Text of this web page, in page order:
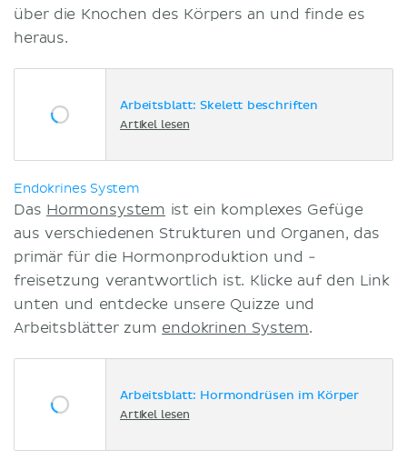
über die Knochen des Körpers an und finde es
heraus.
Arbeitsblatt: Skelett beschriften
Artikel lesen
Endokrines System
Das Hormonsystem ist ein komplexes Gefüge
aus verschiedenen Strukturen und Organen, das
primär für die Hormonproduktion und -
freisetzung verantwortlich ist. Klicke auf den Link
unten und entdecke unsere Quizze und
Arbeitsblätter zum endokrinen System.
Arbeitsblatt: Hormondrüsen im Körper
Artikel lesen